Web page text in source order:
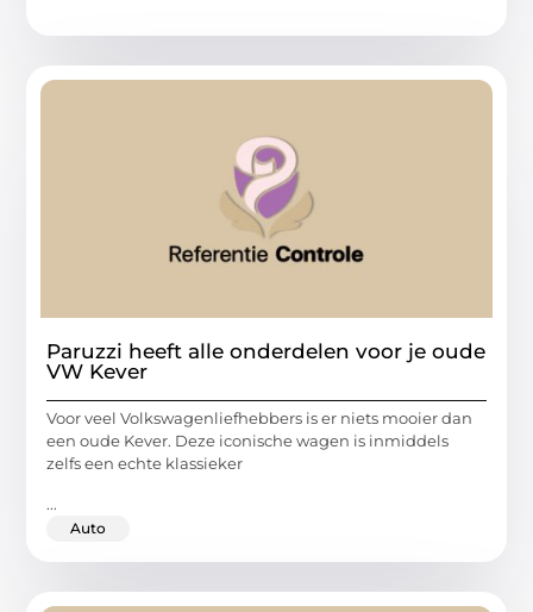
Paruzzi heeft alle onderdelen voor je oude
VW Kever
Voor veel Volkswagenliefhebbers is er niets mooier dan
een oude Kever. Deze iconische wagen is inmiddels
zelfs een echte klassieker
...
Auto